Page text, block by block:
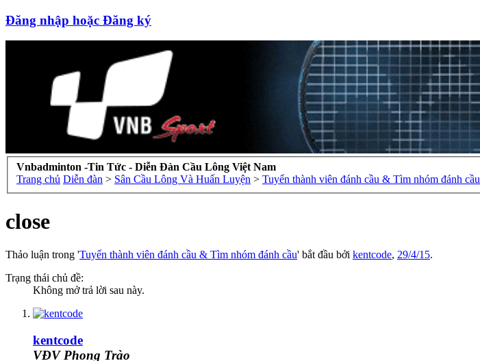
Đăng nhập hoặc Đăng ký
Vnbadminton -Tin Tức - Diễn Đàn Cầu Lông Việt Nam
Trang chủ Diễn đàn > Sân Cầu Lông Và Huấn Luyện > Tuyển thành viên đánh cầu & Tìm nhóm đánh cầu
close
Thảo luận trong 'Tuyển thành viên đánh cầu & Tìm nhóm đánh cầu' bắt đầu bởi kentcode, 29/4/15.
Trạng thái chủ đề:
Không mở trả lời sau này.
kentcode
VĐV Phong Trào